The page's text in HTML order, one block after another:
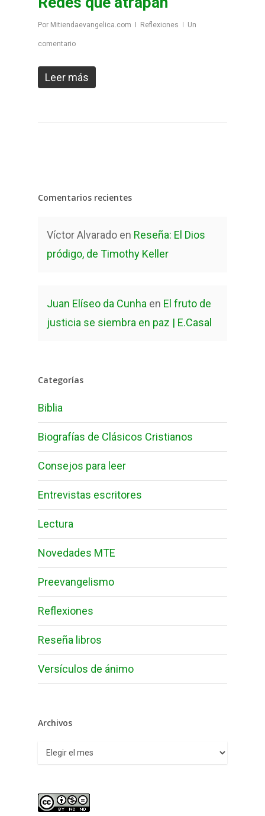
Por Mitiendaevangelica.com Reflexiones Un
comentario
Leer más
Comentarios recientes
Víctor Alvarado en Reseña: El Dios
pródigo, de Timothy Keller
Juan Elíseo da Cunha en El fruto de
justicia se siembra en paz | E.Casal
Categorías
Biblia
Biografías de Clásicos Cristianos
Consejos para leer
Entrevistas escritores
Lectura
Novedades MTE
Preevangelismo
Reflexiones
Reseña libros
Versículos de ánimo
Archivos
Archivos